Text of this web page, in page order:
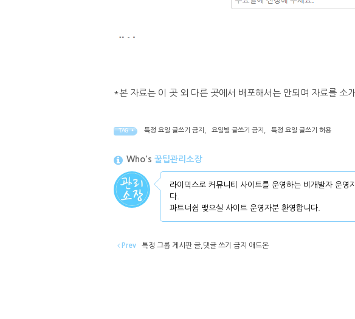
*본 자료는 이 곳 외 다른 곳에서 배포해서는 안되며 자료를 소
TAG • 특정 요일 글쓰기 금지 요일별 글쓰기 금지 특정 요일 글쓰기 허용
Who's 꿀팁관리소장
라이믹스로 커뮤니티 사이트를 운영하는 비개발자 운영
다.
파트너쉽 맺으실 사이트 운영자분 환영합니다.
Prev 특정 그룹 게시판 글,댓글 쓰기 금지 애드온